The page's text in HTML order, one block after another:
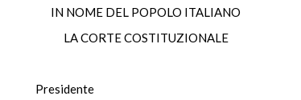
IN NOME DEL POPOLO ITALIANO
LA CORTE COSTITUZIONALE